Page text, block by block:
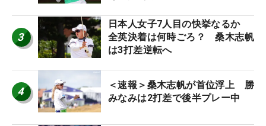
3
日本人女子7人目の快挙なるか
全英決着は何時ごろ？ 桑木志帆
は3打差逆転へ
4
＜速報＞桑木志帆が首位浮上 勝
みなみは2打差で後半プレー中